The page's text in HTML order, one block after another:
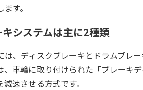
す。
システムは主に2種類
、ディスクブレーキとドラムブレー
、車輪に取り付けられた「ブレーキ
速させる方式です。